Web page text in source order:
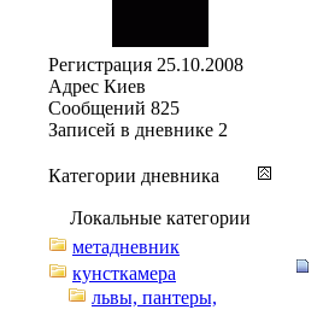
Регистрация 25.10.2008
Адрес Киев
Сообщений 825
Записей в дневнике 2
Категории дневника
Локальные категории
метадневник
кунсткамера
львы, пантеры,